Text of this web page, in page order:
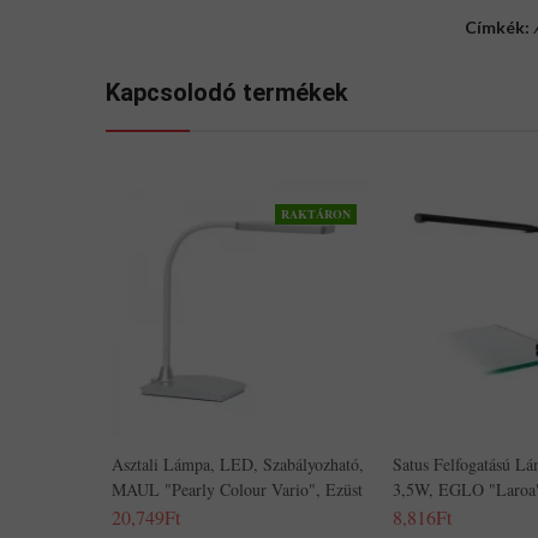
Címkék:
Kapcsolodó termékek
RAKTÁRON
Asztali Lámpa, LED, Szabályozható,
MAUL "Pearly Colour Vario", Ezüst
20,749Ft
Satus Felfogatású
3,5W, EGLO
8,816Ft